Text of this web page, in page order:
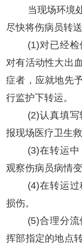
当现场环境
尽快将伤病员转
(1)对已经检
对有活动性大出
症者，应就地先
行监护下转运。
(2)认真填写
报现场医疗卫生
(3)在转运中
观察伤病员病情
(4)在转运过
损伤。
(5)合理分流
挥部指定的地点